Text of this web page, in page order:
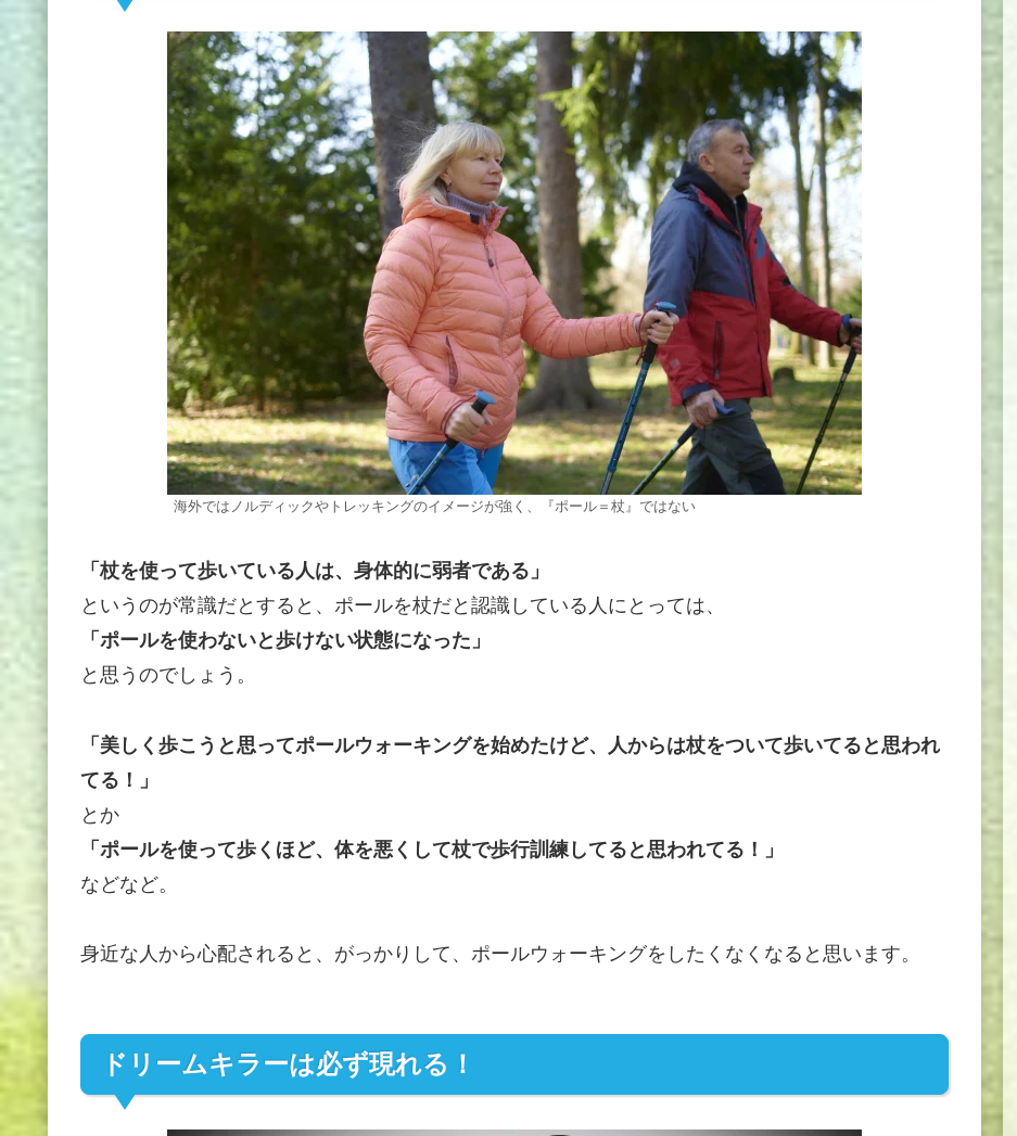
海外ではノルディックやトレッキングのイメージが強く、『ポール＝杖』ではない
「杖を使って歩いている人は、身体的に弱者である」
というのが常識だとすると、ポールを杖だと認識している人にとっては、
「ポールを使わないと歩けない状態になった」
と思うのでしょう。
「美しく歩こうと思ってポールウォーキングを始めたけど、人からは杖をついて歩いてると思われ
てる！」
とか
「ポールを使って歩くほど、体を悪くして杖で歩行訓練してると思われてる！」
などなど。
身近な人から心配されると、がっかりして、ポールウォーキングをしたくなくなると思います。
ドリームキラーは必ず現れる！